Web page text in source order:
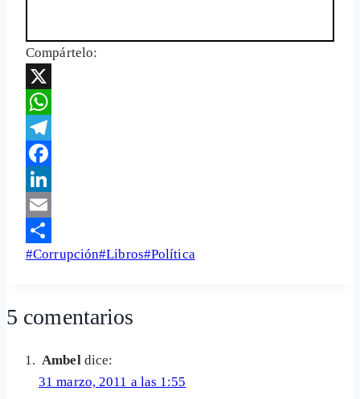
Compártelo:
X
WhatsApp
Telegram
Facebook
LinkedIn
Email
Share
Etiquetas
entrada:
#Corrupción#Libros#Política
5 comentarios
Ambel dice:
31 marzo, 2011 a las 1:55